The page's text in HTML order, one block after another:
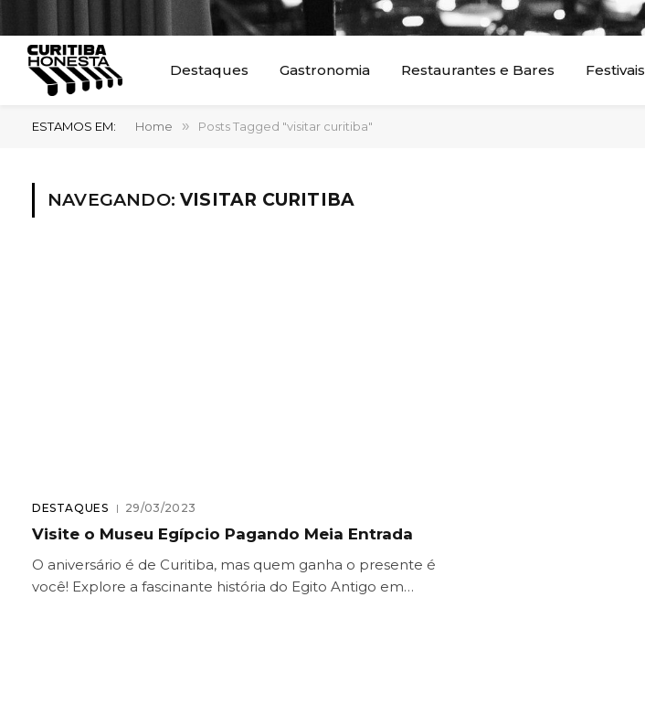
Destaques Gastronomia Restaurantes e Bares Festivais
ESTAMOS EM: Home » Posts Tagged "visitar curitiba"
NAVEGANDO:VISITAR CURITIBA
DESTAQUES 29/03/2023
Visite o Museu Egípcio Pagando Meia Entrada
O aniversário é de Curitiba, mas quem ganha o presente é
você! Explore a fascinante história do Egito Antigo em…